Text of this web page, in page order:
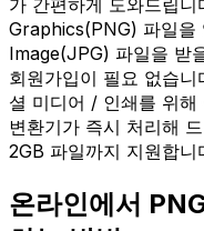
가 간편하게 도와드립
Graphics(PNG) 파일을
Image(JPG) 파일을 받
회원가입이 필요 없습
셜 미디어 / 인쇄를 위
변환기가 즉시 처리해
2GB 파일까지 지원합니
온라인에서